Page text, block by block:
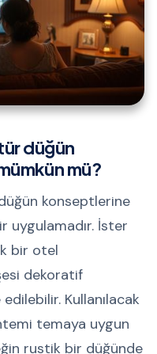
düğün
mü?
konseptlerine
uygulamadır. İster
bir otel
dekoratif
Kullanılacak
temaya uygun
rustik bir düğünde